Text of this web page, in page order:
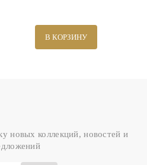
В КОРЗИНУ
новых коллекций, новостей и